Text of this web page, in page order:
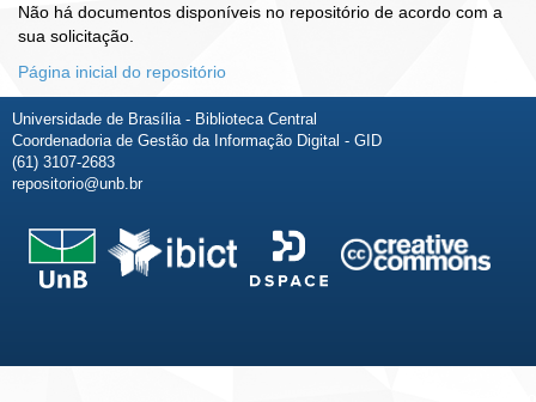
Não há documentos disponíveis no repositório de acordo com a
sua solicitação.
Página inicial do repositório
Universidade de Brasília - Biblioteca Central
Coordenadoria de Gestão da Informação Digital - GID
(61) 3107-2683
repositorio@unb.br